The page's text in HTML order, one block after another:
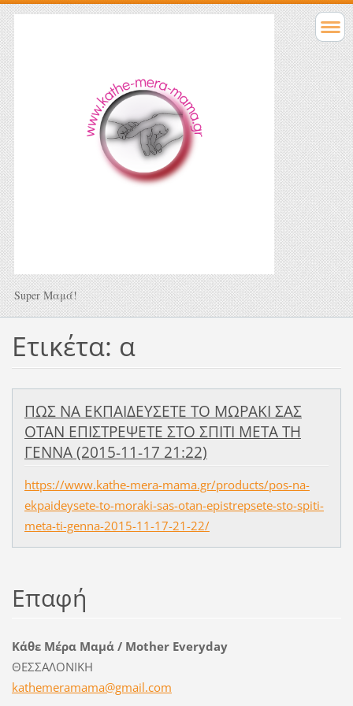
Super Μαμά!
Ετικέτα: α
ΠΩΣ ΝΑ ΕΚΠΑΙΔΕΥΣΕΤΕ ΤΟ ΜΩΡΑΚΙ ΣΑΣ
ΟΤΑΝ ΕΠΙΣΤΡΕΨΕΤΕ ΣΤΟ ΣΠΙΤΙ ΜΕΤΑ ΤΗ
ΓΕΝΝΑ (2015-11-17 21:22)
https://www.kathe-mera-mama.gr/products/pos-na-
ekpaideysete-to-moraki-sas-otan-epistrepsete-sto-spiti-
meta-ti-genna-2015-11-17-21-22/
Επαφή
Κάθε Μέρα Μαμά / Mother Everyday
ΘΕΣΣΑΛΟΝΙΚΗ
kathemeramama@gmail.com